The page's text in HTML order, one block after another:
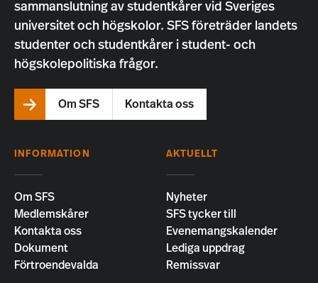
sammanslutning av studentkårer vid Sveriges
universitet och högskolor. SFS företräder landets
studenter och studentkårer i student- och
högskolepolitiska frågor.
Om SFS Kontakta oss
INFORMATION
Om SFS
Medlemskårer
Kontakta oss
Dokument
Förtroendevalda
AKTUELLT
Nyheter
SFS tycker till
Evenemangskalender
Lediga uppdrag
Remissvar